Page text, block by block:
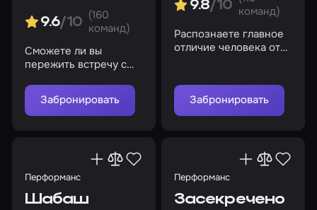
9.6/10
(160
команд)
Сможете ли вы
пережить встречу с
аниматрониками?
Забронировать
9.8/10 команд)
Распознаете главное
отличие человека от
чревовещателя?
Забронировать
Перформанс
Шабаш
Перформанс
Засекречено